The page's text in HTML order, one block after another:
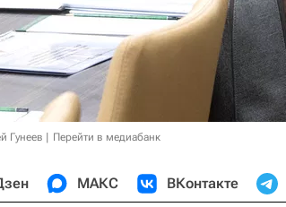
Гунеев Перейти в медиабанк
МАКС ВКонтакте